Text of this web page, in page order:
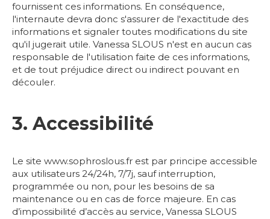
fournissent ces informations. En conséquence,
l'internaute devra donc s'assurer de l'exactitude des
informations et signaler toutes modifications du site
qu'il jugerait utile. Vanessa SLOUS n'est en aucun cas
responsable de l'utilisation faite de ces informations,
et de tout préjudice direct ou indirect pouvant en
découler.
3. Accessibilité
Le site www.sophroslous.fr est par principe accessible
aux utilisateurs 24/24h, 7/7j, sauf interruption,
programmée ou non, pour les besoins de sa
maintenance ou en cas de force majeure. En cas
d’impossibilité d’accès au service, Vanessa SLOUS